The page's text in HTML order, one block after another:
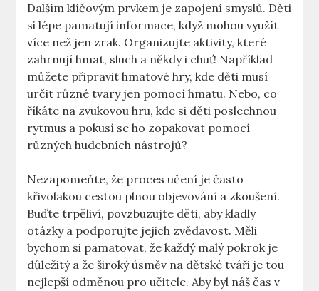
Dalším klíčovým prvkem je zapojení smyslů. Děti
si lépe pamatují informace, když mohou využít
více než jen zrak. Organizujte aktivity, které
zahrnují hmat, sluch a někdy i chuť! Například
můžete připravit hmatové hry, kde děti musí
určit různé tvary jen pomocí hmatu. Nebo, co
říkáte na zvukovou hru, kde si děti poslechnou
rytmus a pokusí se ho zopakovat pomocí
různých hudebních nástrojů?
Nezapomeňte, že proces učení je často
křivolakou cestou plnou objevování a zkoušení.
Buďte trpěliví, povzbuzujte děti, aby kladly
otázky a podporujte jejich zvědavost. Měli
bychom si pamatovat, že každý malý pokrok je
důležitý a že široký úsměv na dětské tváři je tou
nejlepší odměnou pro učitele. Aby byl náš čas v